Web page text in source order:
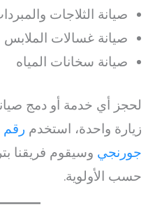
صيانة الثلاجات
صيانة غسالات الملابس
صيانة سخانات المياه
لحجز أي خدمة أو دمج
زيارة واحدة، استخدم رقم
جورنجي وسيقوم فريقنا
حسب الأولوية.